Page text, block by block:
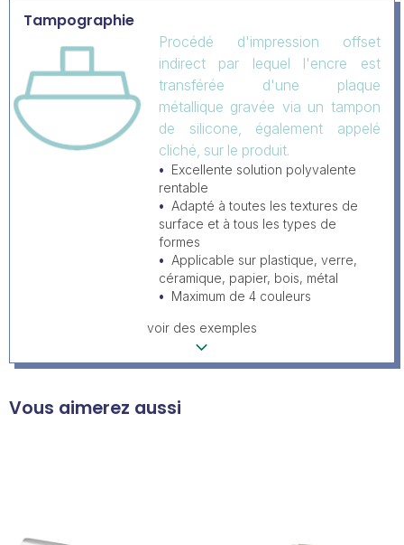
Tampographie
Procédé d'impression offset
indirect par lequel l'encre est
transférée d'une plaque
métallique gravée via un tampon
de silicone, également appelé
cliché, sur le produit.
Excellente solution polyvalente
rentable
Adapté à toutes les textures de
surface et à tous les types de
formes
Applicable sur plastique, verre,
céramique, papier, bois, métal
Maximum de 4 couleurs
voir des exemples
Vous aimerez aussi